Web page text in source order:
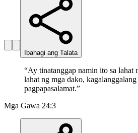
Ibahagi ang Talata
“Ay tinatanggap namin ito sa lahat
lahat ng mga dako,
pagpapasalamat.”
Mga Gawa 24:3